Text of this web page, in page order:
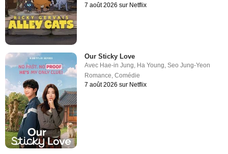
7 août 2026 sur Netflix
Our Sticky Love
Avec Hae-in Jung, Ha Young,Seo Jung-Yeon
Romance,Comédie
7 août 2026 sur Netflix